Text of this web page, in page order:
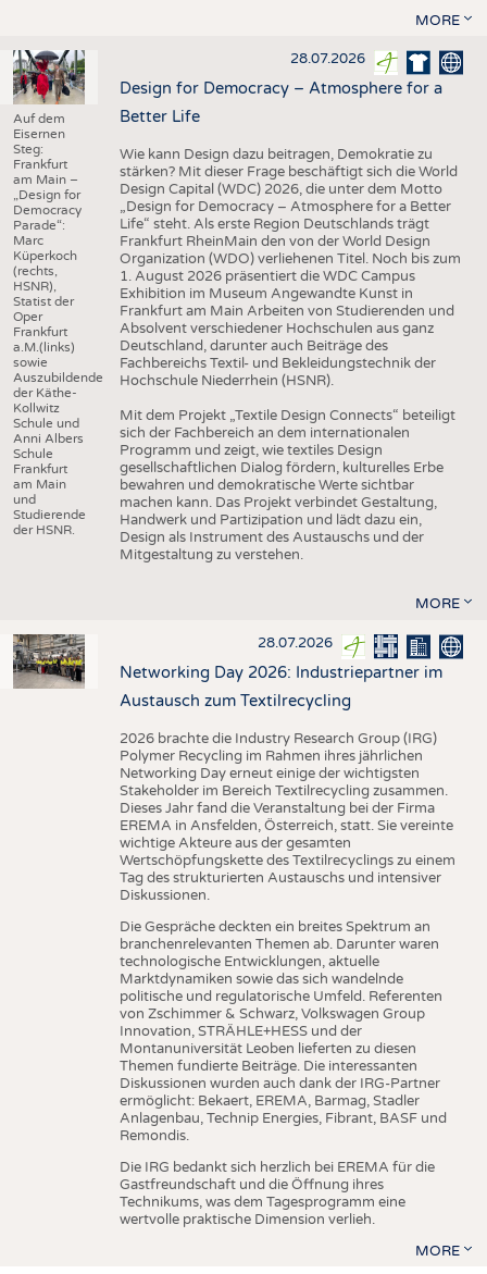
MORE
Auf dem
Eisernen
Steg:
Frankfurt
am Main –
„Design for
Democracy
Parade“:
Marc
Küperkoch
(rechts,
HSNR),
Statist der
Oper
Frankfurt
a.M.(links)
sowie
Auszubildende
der Käthe-
Kollwitz
Schule und
Anni Albers
Schule
Frankfurt
am Main
und
Studierende
der HSNR.
28.07.2026
Design for Democracy – Atmosphere for a
Better Life
Wie kann Design dazu beitragen, Demokratie zu
stärken? Mit dieser Frage beschäftigt sich die World
Design Capital (WDC) 2026, die unter dem Motto
„Design for Democracy – Atmosphere for a Better
Life“ steht. Als erste Region Deutschlands trägt
Frankfurt RheinMain den von der World Design
Organization (WDO) verliehenen Titel. Noch bis zum
1. August 2026 präsentiert die WDC Campus
Exhibition im Museum Angewandte Kunst in
Frankfurt am Main Arbeiten von Studierenden und
Absolvent verschiedener Hochschulen aus ganz
Deutschland, darunter auch Beiträge des
Fachbereichs Textil- und Bekleidungstechnik der
Hochschule Niederrhein (HSNR).
Mit dem Projekt „Textile Design Connects“ beteiligt
sich der Fachbereich an dem internationalen
Programm und zeigt, wie textiles Design
gesellschaftlichen Dialog fördern, kulturelles Erbe
bewahren und demokratische Werte sichtbar
machen kann. Das Projekt verbindet Gestaltung,
Handwerk und Partizipation und lädt dazu ein,
Design als Instrument des Austauschs und der
Mitgestaltung zu verstehen.
MORE
28.07.2026
Networking Day 2026: Industriepartner im
Austausch zum Textilrecycling
2026 brachte die Industry Research Group (IRG)
Polymer Recycling im Rahmen ihres jährlichen
Networking Day erneut einige der wichtigsten
Stakeholder im Bereich Textilrecycling zusammen.
Dieses Jahr fand die Veranstaltung bei der Firma
EREMA in Ansfelden, Österreich, statt. Sie vereinte
wichtige Akteure aus der gesamten
Wertschöpfungskette des Textilrecyclings zu einem
Tag des strukturierten Austauschs und intensiver
Diskussionen.
Die Gespräche deckten ein breites Spektrum an
branchenrelevanten Themen ab. Darunter waren
technologische Entwicklungen, aktuelle
Marktdynamiken sowie das sich wandelnde
politische und regulatorische Umfeld. Referenten
von Zschimmer & Schwarz, Volkswagen Group
Innovation, STRÄHLE+HESS und der
Montanuniversität Leoben lieferten zu diesen
Themen fundierte Beiträge. Die interessanten
Diskussionen wurden auch dank der IRG-Partner
ermöglicht: Bekaert, EREMA, Barmag, Stadler
Anlagenbau, Technip Energies, Fibrant, BASF und
Remondis.
Die IRG bedankt sich herzlich bei EREMA für die
Gastfreundschaft und die Öffnung ihres
Technikums, was dem Tagesprogramm eine
wertvolle praktische Dimension verlieh.
MORE